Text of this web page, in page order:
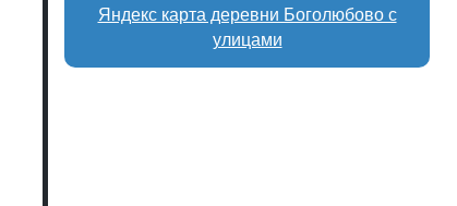
Яндекс карта деревни Боголюбово с
улицами